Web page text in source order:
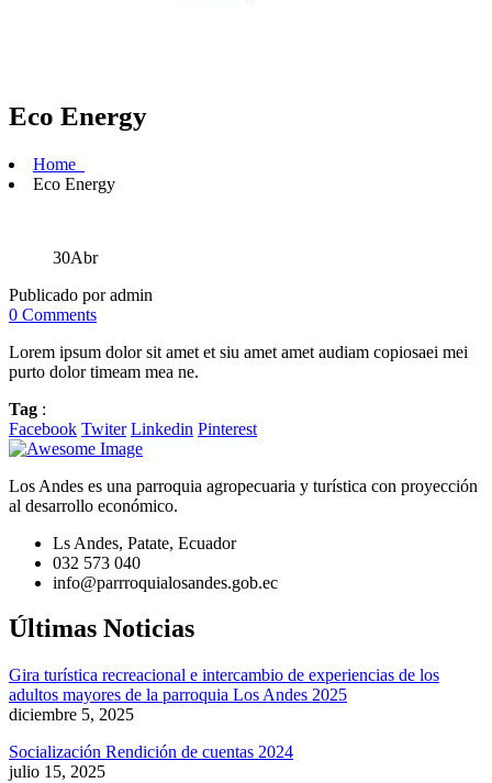
Eco Energy
Home
Eco Energy
30Abr
Publicado por admin
0 Comments
Lorem ipsum dolor sit amet et siu amet amet audiam copiosaei mei
purto dolor timeam mea ne.
Tag :
Facebook Twiter Linkedin Pinterest
Los Andes es una parroquia agropecuaria y turística con proyección
al desarrollo económico.
Ls Andes, Patate, Ecuador
032 573 040
info@parrroquialosandes.gob.ec
Últimas Noticias
Gira turística recreacional e intercambio de experiencias de los
adultos mayores de la parroquia Los Andes 2025
diciembre 5, 2025
Socialización Rendición de cuentas 2024
julio 15, 2025